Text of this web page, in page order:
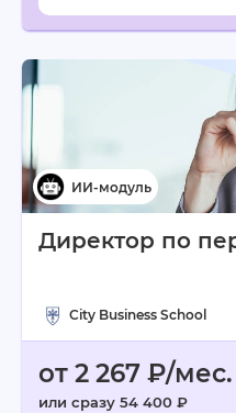
Директор по
City Business School
от 2 267 ₽/мес.
или сразу 54 400 ₽